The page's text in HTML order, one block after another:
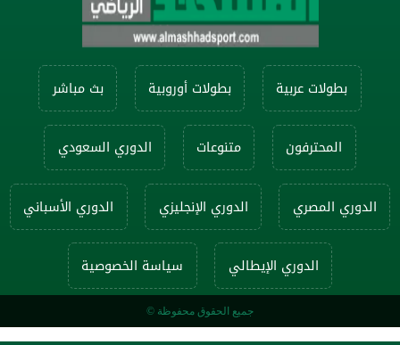
بطولات عربية بطولات أوروبية بث مباشر
المحترفون متنوعات الدوري السعودي
الدوري المصري الدوري الإنجليزي الدوري الأسباني
الدوري الإيطالي سياسة الخصوصية
جميع الحقوق محفوظة ©